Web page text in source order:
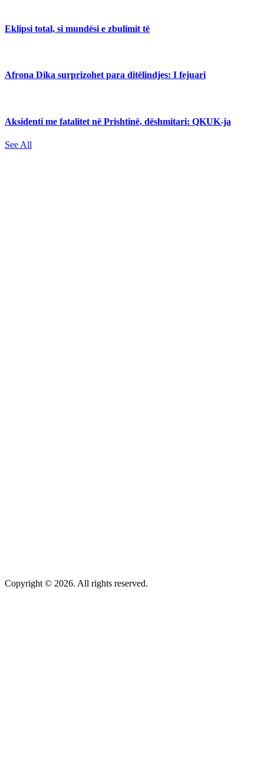
Eklipsi total, si mundësi e zbulimit të
Afrona Dika surprizohet para ditëlindjes: I fejuari
Aksidenti me fatalitet në Prishtinë, dëshmitari: QKUK-ja
See All
Copyright © 2026. All rights reserved.